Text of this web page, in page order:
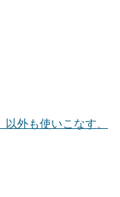
外も使いこなす、